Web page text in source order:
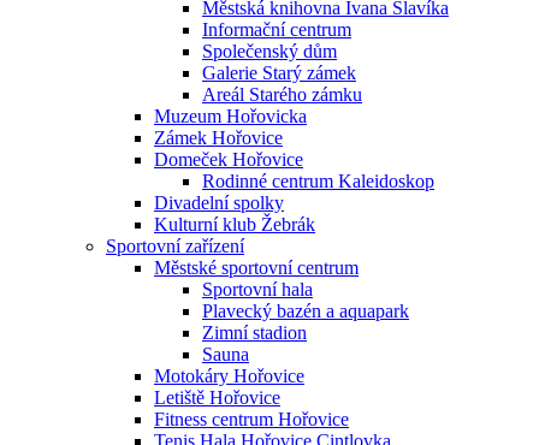
Městská knihovna Ivana Slavíka
Informační centrum
Společenský dům
Galerie Starý zámek
Areál Starého zámku
Muzeum Hořovicka
Zámek Hořovice
Domeček Hořovice
Rodinné centrum Kaleidoskop
Divadelní spolky
Kulturní klub Žebrák
Sportovní zařízení
Městské sportovní centrum
Sportovní hala
Plavecký bazén a aquapark
Zimní stadion
Sauna
Motokáry Hořovice
Letiště Hořovice
Fitness centrum Hořovice
Tenis Hala Hořovice Cintlovka